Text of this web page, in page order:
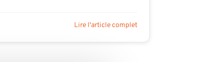
Lire l'article complet